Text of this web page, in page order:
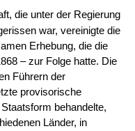
die unter der Regierung
war, vereinigte die
Erhebung, die die
– zur Folge hatte. Die
Führern der
provisorische
behandelte,
Länder, in